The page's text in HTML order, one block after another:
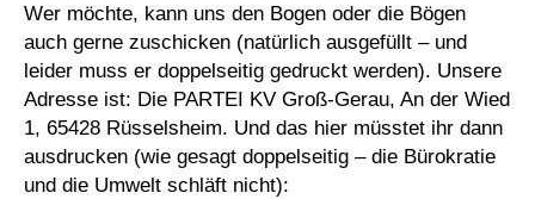
Wer möchte, kann uns den Bogen oder die Bögen
auch gerne zuschicken (natürlich ausgefüllt – und
leider muss er doppelseitig gedruckt werden). Unsere
Adresse ist: Die PARTEI KV Groß-Gerau, An der Wied
1, 65428 Rüsselsheim. Und das hier müsstet ihr dann
ausdrucken (wie gesagt doppelseitig – die Bürokratie
und die Umwelt schläft nicht):